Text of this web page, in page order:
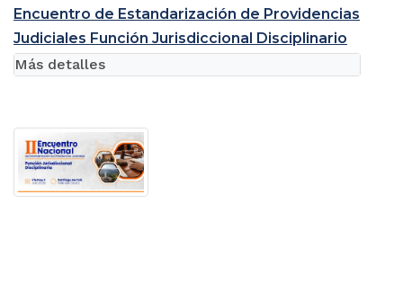
Encuentro de Estandarización de Providencias
Judiciales Función Jurisdiccional Disciplinario
Más detalles